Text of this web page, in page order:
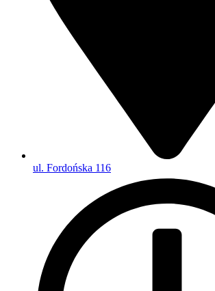
ul. Fordońska 116